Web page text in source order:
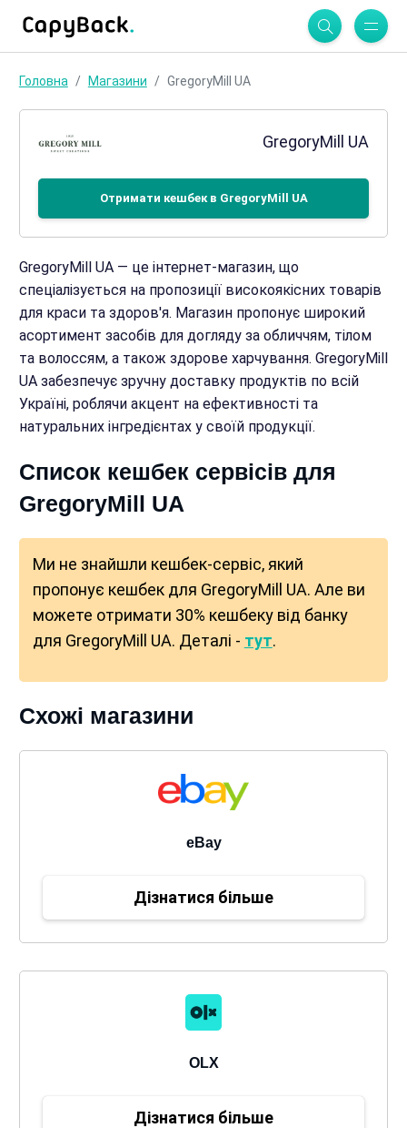
Головна Магазини GregoryMill UA
GregoryMill UA
Отримати кешбек в GregoryMill UA
GregoryMill UA — це інтернет-магазин, що
спеціалізується на пропозиції високоякісних товарів
для краси та здоров'я. Магазин пропонує широкий
асортимент засобів для догляду за обличчям, тілом
та волоссям, а також здорове харчування. GregoryMill
UA забезпечує зручну доставку продуктів по всій
Україні, роблячи акцент на ефективності та
натуральних інгредієнтах у своїй продукції.
Список кешбек сервісів для
GregoryMill UA
Ми не знайшли кешбек-сервіс, який
пропонує кешбек для GregoryMill UA. Але ви
можете отримати 30% кешбеку від банку
для GregoryMill UA. Деталі - тут.
Схожі магазини
eBay
Дізнатися більше
OLX
Дізнатися більше